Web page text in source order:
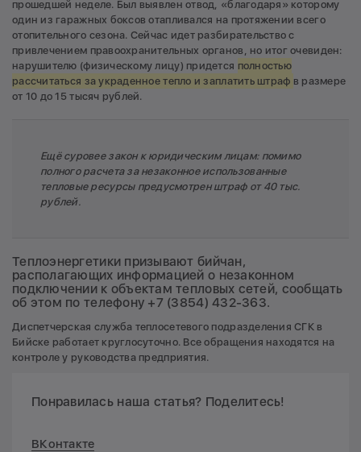
прошедшей неделе. Был выявлен отвод, «благодаря» которому
один из гаражных боксов отапливался на протяжении всего
отопительного сезона. Сейчас идет разбирательство с
привлечением правоохранительных органов, но итог очевиден:
нарушителю (физическому лицу) придется полностью
рассчитаться за украденное тепло и заплатить штраф в размере
от 10 до 15 тысяч рублей.
Ещё суровее закон к юридическим лицам: помимо
полного расчета за незаконное использованные
тепловые ресурсы предусмотрен штраф от 40 тыс.
рублей.
Теплоэнергетики призывают бийчан,
располагающих информацией о незаконном
подключении к объектам тепловых сетей, сообщать
об этом по телефону +7 (3854) 432-363.
Диспетчерская служба теплосетевого подразделения СГК в
Бийске работает круглосуточно. Все обращения находятся на
контроле у руководства предприятия.
Понравилась наша статья? Поделитесь!
ВКонтакте